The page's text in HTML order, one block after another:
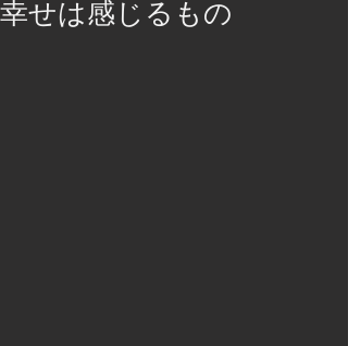
幸せは感じるもの